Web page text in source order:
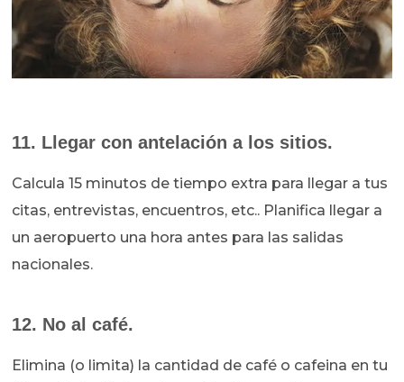
11. Llegar con antelación a los sitios.
Calcula 15 minutos de tiempo extra para llegar a tus
citas, entrevistas, encuentros, etc.. Planifica llegar a
un aeropuerto una hora antes para las salidas
nacionales.
12. No al café.
Elimina (o limita) la cantidad de café o cafeina en tu